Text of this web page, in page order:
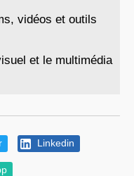
vidéos et outils
et le multimédia
Linkedin